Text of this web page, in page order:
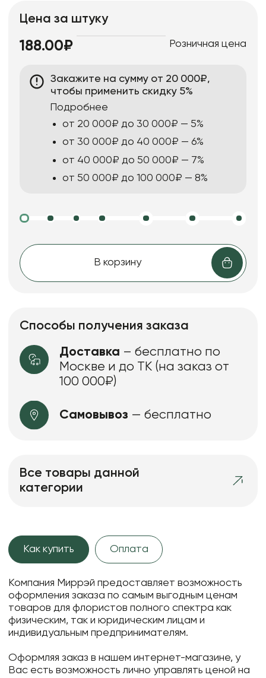
Цена за штуку
188.00₽ Розничная цена
Закажите на сумму от 20 000₽,
чтобы применить скидку 5%
Подробнее
от 20 000₽ до 30 000₽ — 5%
от 30 000₽ до 40 000₽ — 6%
от 40 000₽ до 50 000₽ — 7%
от 50 000₽ до 100 000₽ — 8%
В корзину
Способы получения заказа
Доставка – бесплатно по
Москве и до ТК (на заказ от
100 000₽)
Самовывоз — бесплатно
Все товары данной
категории
Как купить Оплата
Компания Миррэй предоставляет возможность
оформления заказа по самым выгодным ценам
товаров для флористов полного спектра как
физическим, так и юридическим лицам и
индивидуальным предпринимателям.
Оформляя заказ в нашем интернет-магазине, у
Вас есть возможность лично управлять ценой на